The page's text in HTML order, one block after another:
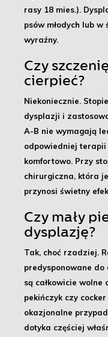
rasy 18 mies.).
psów młodych lub
wyraźny.
Czy
cierpieć?
Niekoniecznie.
dysplazji i
A-B nie wymagają
odpowiedniej terapii
komfortowo. Przy
chirurgiczna, która
przynosi świetny
Czy mały
dysplazję?
Tak, choć rzadziej.
predysponowane
są całkowicie wolne
pekińczyk czy
okazjonalne
dotyka częściej